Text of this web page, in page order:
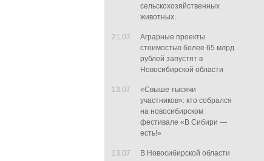
сельскохозяйственных
животных.
21.07
Аграрные проекты
стоимостью более 65 млрд
рублей запустят в
Новосибирской области
13.07
«Свыше тысячи
участников»: кто собрался
на новосибирском
фестивале «В Сибири —
есть!»
13.07
В Новосибирской области